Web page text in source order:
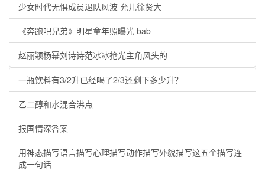
少女时代无惧成员退队风波 允儿徐贤大
《奔跑吧兄弟》明星童年照曝光 bab
赵丽颖杨幂刘诗诗范冰冰抢光主角风头的
一瓶饮料有3/2升已经喝了2/3还剩下多少升？
乙二醇和水混合沸点
报国情深答案
用神态描写语言描写心理描写动作描写外貌描写这五个描写连
成一句话